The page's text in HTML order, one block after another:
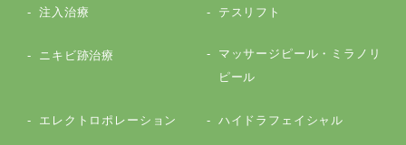
注入治療 テスリフト
ニキビ跡治療
マッサージピール・ミラノリ
ピール
エレクトロポレーション ハイドラフェイシャル